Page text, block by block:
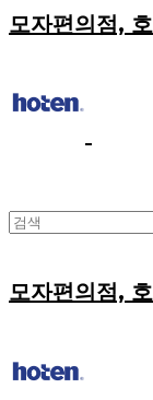
모자편의점,
모자편의점,